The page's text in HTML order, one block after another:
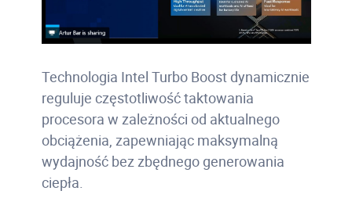
Technologia Intel Turbo Boost dynamicznie
reguluje częstotliwość taktowania
procesora w zależności od aktualnego
obciążenia, zapewniając maksymalną
wydajność bez zbędnego generowania
ciepła.